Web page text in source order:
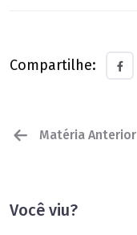
Compartilhe:
Matéria Anterior
Você viu?